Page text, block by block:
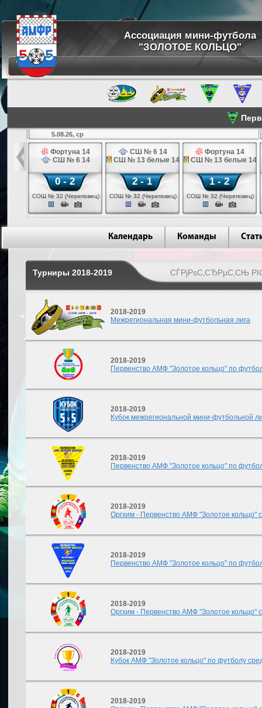
Ассоциация мини-футбола
"ЗОЛОТОЕ КОЛЬЦО"
14
5.08.26, ср
Фортуна 14
СШ № 6 14
0 - 2
СОШ № 32 (Череповец)
СШ № 6 14
СШ № 13 белые 14
2 - 1
СОШ № 32 (Череповец)
Фортуна 14
СШ № 13 белые 14
1 - 2
СОШ № 32 (Череповец)
Календарь Команды
Турниры 2018-2019 СЃРјРѕС‚СЂРµС‚СЊ
2018-2019
Межрегиональная мини-футбольная лига
2018-2019
Первенство АМФ "Золотое кольцо" по
2018-2019
Кубок межрегиональной мини-футбольной
2018-2019
Первенство АМФ "Золотое кольцо" по
2018-2019
Оргхим - Первенство АМФ "Золотое кольцо"
2018-2019
Первенство АМФ "Золотое кольцо" по
2018-2019
Оргхим - Первенство АМФ "Золотое кольцо"
2018-2019
Кубок АМФ "Золотое кольцо" по футболу
2018-2019